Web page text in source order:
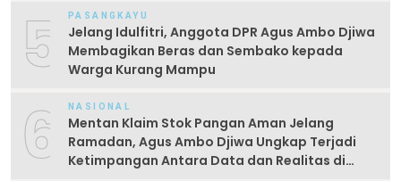
5 PASANGKAYU
Jelang Idulfitri, Anggota DPR Agus Ambo Djiwa
Membagikan Beras dan Sembako kepada
Warga Kurang Mampu
6 NASIONAL
Mentan Klaim Stok Pangan Aman Jelang
Ramadan, Agus Ambo Djiwa Ungkap Terjadi
Ketimpangan Antara Data dan Realitas di